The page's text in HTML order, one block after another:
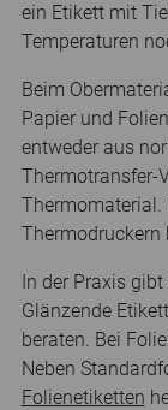
ein Etikett mit
Temperaturen
Beim
Papier und
entweder aus
Thermotransfer-
Thermomaterial.
Thermodruckern
In der Praxis
Glänzende
beraten. Bei
Neben
Folienetiketten